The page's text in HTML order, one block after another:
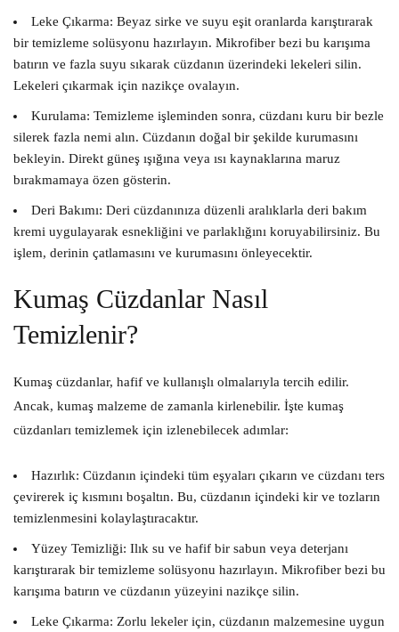
Leke Çıkarma: Beyaz sirke ve suyu eşit oranlarda karıştırarak
bir temizleme solüsyonu hazırlayın. Mikrofiber bezi bu karışıma
batırın ve fazla suyu sıkarak cüzdanın üzerindeki lekeleri silin.
Lekeleri çıkarmak için nazikçe ovalayın.
Kurulama: Temizleme işleminden sonra, cüzdanı kuru bir bezle
silerek fazla nemi alın. Cüzdanın doğal bir şekilde kurumasını
bekleyin. Direkt güneş ışığına veya ısı kaynaklarına maruz
bırakmamaya özen gösterin.
Deri Bakımı: Deri cüzdanınıza düzenli aralıklarla deri bakım
kremi uygulayarak esnekliğini ve parlaklığını koruyabilirsiniz. Bu
işlem, derinin çatlamasını ve kurumasını önleyecektir.
Kumaş Cüzdanlar Nasıl
Temizlenir?
Kumaş cüzdanlar, hafif ve kullanışlı olmalarıyla tercih edilir.
Ancak, kumaş malzeme de zamanla kirlenebilir. İşte kumaş
cüzdanları temizlemek için izlenebilecek adımlar:
Hazırlık: Cüzdanın içindeki tüm eşyaları çıkarın ve cüzdanı ters
çevirerek iç kısmını boşaltın. Bu, cüzdanın içindeki kir ve tozların
temizlenmesini kolaylaştıracaktır.
Yüzey Temizliği: Ilık su ve hafif bir sabun veya deterjanı
karıştırarak bir temizleme solüsyonu hazırlayın. Mikrofiber bezi bu
karışıma batırın ve cüzdanın yüzeyini nazikçe silin.
Leke Çıkarma: Zorlu lekeler için, cüzdanın malzemesine uygun